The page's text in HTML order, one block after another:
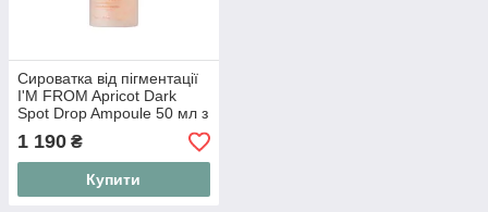
Сироватка від пігментації
I'M FROM Apricot Dark
Spot Drop Ampoule 50 мл з
абрикосом
1 190 ₴
Купити